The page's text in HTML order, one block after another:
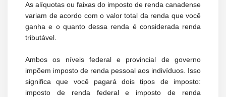
As alíquotas ou faixas do imposto de renda canadense
variam de acordo com o valor total da renda que você
ganha e o quanto dessa renda é considerada renda
tributável.
Ambos os níveis federal e provincial de governo
impõem imposto de renda pessoal aos indivíduos. Isso
significa que você pagará dois tipos de imposto:
imposto de renda federal e imposto de renda